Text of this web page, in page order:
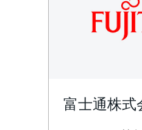
富士通株式